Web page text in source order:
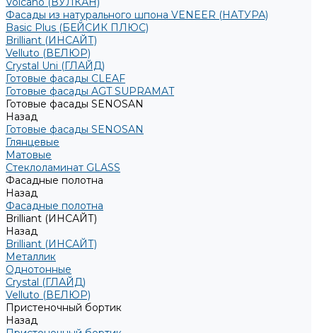
Фасады из натурального шпона VENEER (НАТУРА)
Basic Plus (БЕЙСИК ПЛЮС)
Brilliant (ИНСАЙТ)
Velluto (ВЕЛЮР)
Crystal Uni (ГЛАЙД)
Готовые фасады CLEAF
Готовые фасады AGT SUPRAMAT
Готовые фасады SENOSAN
Назад
Готовые фасады SENOSAN
Глянцевые
Матовые
Стеклоламинат GLASS
Фасадные полотна
Назад
Фасадные полотна
Brilliant (ИНСАЙТ)
Назад
Brilliant (ИНСАЙТ)
Металлик
Однотонные
Crystal (ГЛАЙД)
Velluto (ВЕЛЮР)
Пристеночный бортик
Назад